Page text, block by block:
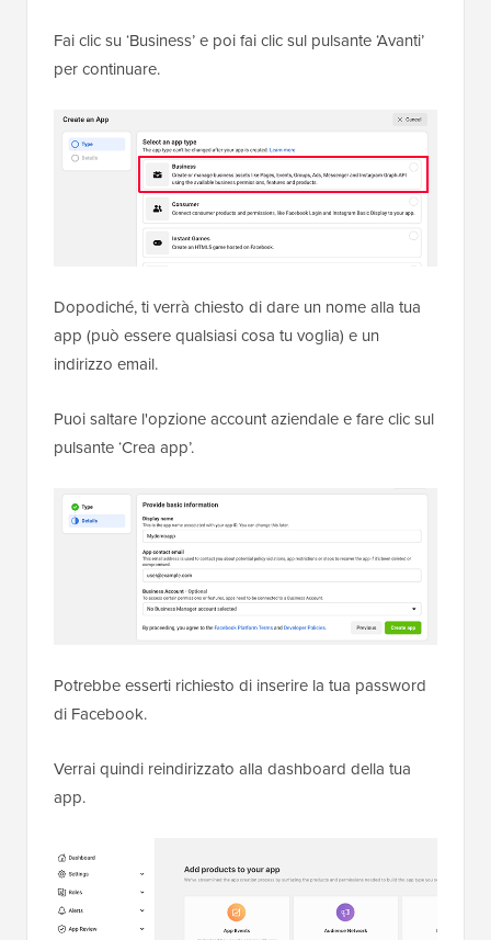
Fai clic su ‘Business’ e poi fai clic sul pulsante ‘Avanti’
per continuare.
Dopodiché, ti verrà chiesto di dare un nome alla tua
app (può essere qualsiasi cosa tu voglia) e un
indirizzo email.
Puoi saltare l'opzione account aziendale e fare clic sul
pulsante ‘Crea app’.
Potrebbe esserti richiesto di inserire la tua password
di Facebook.
Verrai quindi reindirizzato alla dashboard della tua
app.